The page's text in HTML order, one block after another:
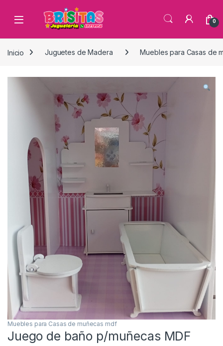
0
Inicio Juguetes de Madera Muebles para Casas de
Muebles para Casas de muñecas mdf
Juego de baño p/muñecas MDF